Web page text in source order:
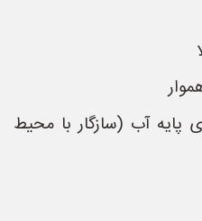
پایه آب (سازگار با محیط